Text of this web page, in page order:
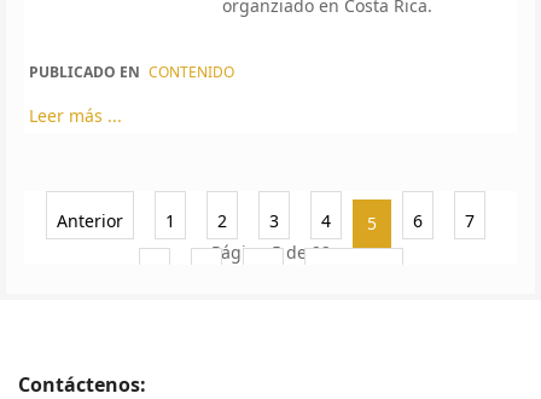
organziado en Costa Rica.
PUBLICADO EN CONTENIDO
Leer más ...
Anterior 1 2 3 4 5 6 7
Página 5 de 22
Contáctenos: